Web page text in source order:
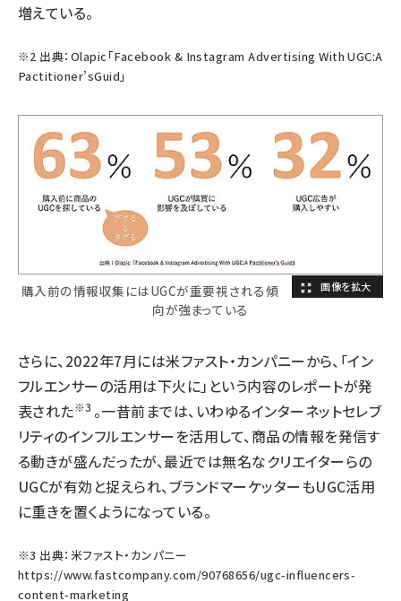
増えている。
※2 出典：Olapic「Facebook & Instagram Advertising With UGC:A
Pactitioner’sGuid」
購入前の情報収集にはUGCが重要視される傾
向が強まっている
さらに、2022年7月には米ファスト・カンパニーから、「イン
フルエンサーの活用は下火に」という内容のレポートが発
表された※3 。一昔前までは、いわゆるインターネットセレブ
リティのインフルエンサーを活用して、商品の情報を発信す
る動きが盛んだったが、最近では無名なクリエイターらの
UGCが有効と捉えられ、ブランドマーケッターもUGC活用
に重きを置くようになっている。
※3 出典：米ファスト・カンパニー
https://www.fastcompany.com/90768656/ugc-influencers-
content-marketing